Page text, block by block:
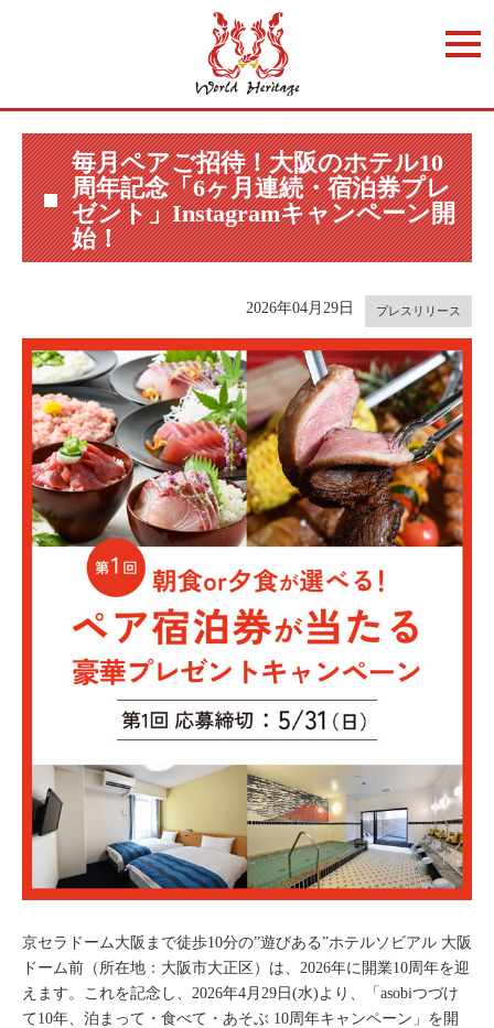
t
o
l
n
a
v
i
g
a
t
i
毎月ペアご招待！大阪のホテル10
周年記念「6ヶ月連続・宿泊券プレ
ゼント」Instagramキャンペーン開
始！
プレスリリース
2026年04月29日
京セラドーム大阪まで徒歩10分の”遊びある”ホテルソビアル 大阪
ドーム前（所在地：大阪市大正区）は、2026年に開業10周年を迎
えます。これを記念し、2026年4月29日(水)より、「asobiつづけ
て10年、泊まって・食べて・あそぶ 10周年キャンペーン」を開